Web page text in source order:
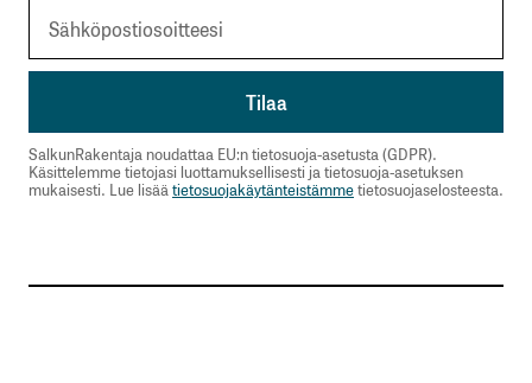
SalkunRakentaja noudattaa EU:n tietosuoja-asetusta (GDPR).
Käsittelemme tietojasi luottamuksellisesti ja tietosuoja-asetuksen
mukaisesti. Lue lisää tietosuojakäytänteistämmetietosuojaselosteesta.